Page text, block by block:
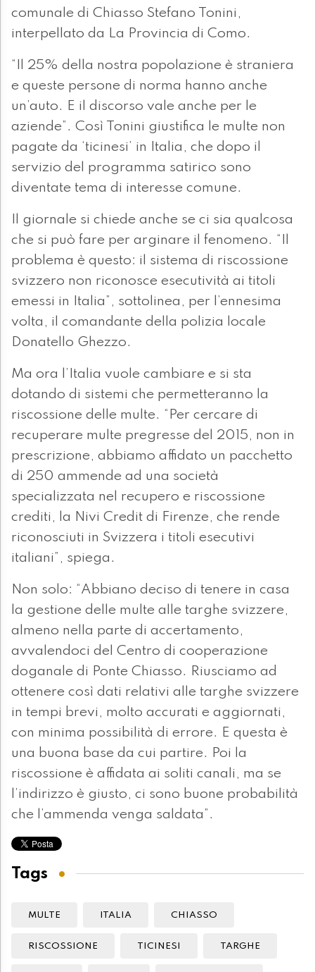
comunale di Chiasso Stefano Tonini,
interpellato da La Provincia di Como.
“Il 25% della nostra popolazione è straniera
e queste persone di norma hanno anche
un’auto. E il discorso vale anche per le
aziende”. Così Tonini giustifica le multe non
pagate da ‘ticinesi’ in Italia, che dopo il
servizio del programma satirico sono
diventate tema di interesse comune.
Il giornale si chiede anche se ci sia qualcosa
che si può fare per arginare il fenomeno. “Il
problema è questo: il sistema di riscossione
svizzero non riconosce esecutività ai titoli
emessi in Italia”, sottolinea, per l’ennesima
volta, il comandante della polizia locale
Donatello Ghezzo.
Ma ora l’Italia vuole cambiare e si sta
dotando di sistemi che permetteranno la
riscossione delle multe. “Per cercare di
recuperare multe pregresse del 2015, non in
prescrizione, abbiamo affidato un pacchetto
di 250 ammende ad una società
specializzata nel recupero e riscossione
crediti, la Nivi Credit di Firenze, che rende
riconosciuti in Svizzera i titoli esecutivi
italiani”, spiega.
Non solo: “Abbiano deciso di tenere in casa
la gestione delle multe alle targhe svizzere,
almeno nella parte di accertamento,
avvalendoci del Centro di cooperazione
doganale di Ponte Chiasso. Riusciamo ad
ottenere così dati relativi alle targhe svizzere
in tempi brevi, molto accurati e aggiornati,
con minima possibilità di errore. E questa è
una buona base da cui partire. Poi la
riscossione è affidata ai soliti canali, ma se
l’indirizzo è giusto, ci sono buone probabilità
che l’ammenda venga saldata”.
Tags
MULTE ITALIA CHIASSO
RISCOSSIONE TICINESI TARGHE